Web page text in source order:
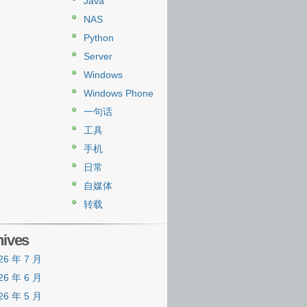
NAS
Python
Server
Windows
Windows Phone
一句话
工具
手机
日常
自媒体
转载
年 7 月
年 6 月
年 5 月